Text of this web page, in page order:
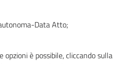
Data Atto;
opzioni è possibile, cliccando sulla